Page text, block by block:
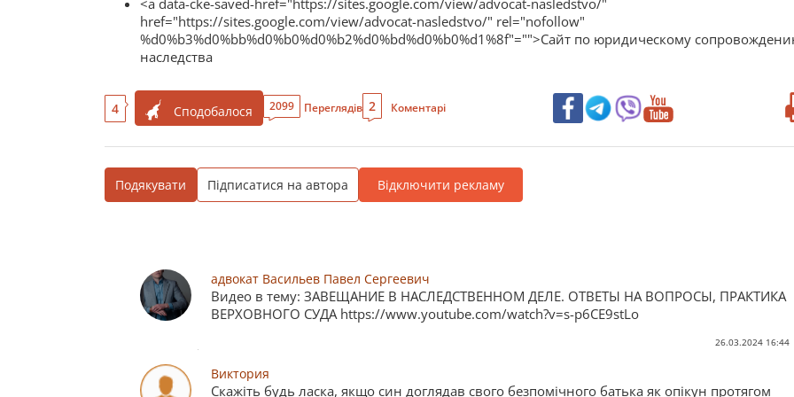
<a data-cke-saved-href="https://sites.google.com/view/advocat-nasledstvo/"
href="https://sites.google.com/view/advocat-nasledstvo/" rel="nofollow"
%d0%b3%d0%bb%d0%b0%d0%b2%d0%bd%d0%b0%d1%8f"="">Сайт по юридическому
наследства
4 Сподобалося 2099 Переглядів 2 Коментарі
Подякувати Підписатися на автора Відключити рекламу
адвокат Васильев Павел Сергеевич
Видео в тему: ЗАВЕЩАНИЕ В НАСЛЕДСТВЕННОМ ДЕЛЕ. ОТВЕТЫ НА ВОПРОСЫ, ПРАКТИКА
ВЕРХОВНОГО СУДА https://www.youtube.com/watch?v=s-p6CE9stLo
26.03.2024 16:44
Виктория
Скажіть будь ласка, якщо син доглядав свого безпомічного батька як опікун протягом